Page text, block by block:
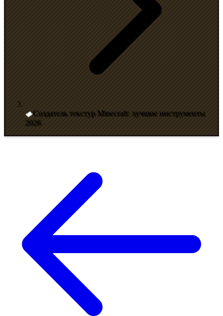
Создатель текстур Minecraft: лучшие инструменты
2026